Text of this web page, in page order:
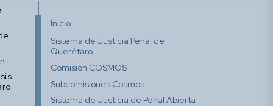
Inicio
Sistema de Justicia Penal de
Querétaro
Comisión COSMOS
Subcomisiones Cosmos